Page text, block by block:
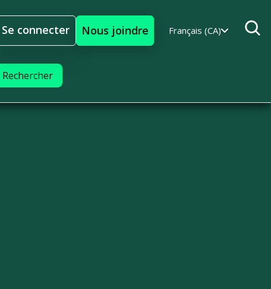
Se connecter
Se connecter
Nous joindre Français (CA)